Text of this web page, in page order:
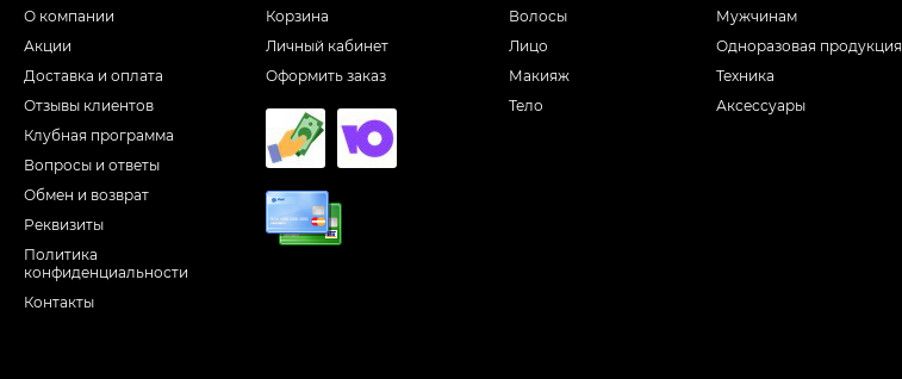
О компании
Акции
Доставка и оплата
Отзывы клиентов
Клубная программа
Вопросы и ответы
Обмен и возврат
Реквизиты
Политика
конфиденциальности
Контакты
Корзина
Личный кабинет
Оформить заказ
Волосы
Лицо
Макияж
Тело
Мужчинам
Одноразовая продукция
Техника
Аксессуары